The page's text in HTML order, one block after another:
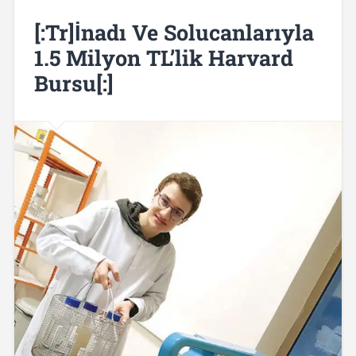
[:tr]İnadı Ve Solucanlarıyla
1.5 Milyon TL’lik Harvard
Bursu[:]